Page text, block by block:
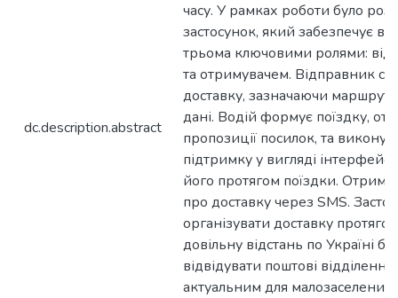
dc.description.abstract
часу. У рамках роботи було
застосунок, який забезпечує
трьома ключовими ролями:
та отримувачем. Відправник
доставку, зазначаючи маршрут,
дані. Водій формує поїздку,
пропозиції посилок, та
підтримку у вигляді
його протягом поїздки.
про доставку через SMS.
організувати доставку
довільну відстань по Україні
відвідувати поштові
актуальним для малозаселених